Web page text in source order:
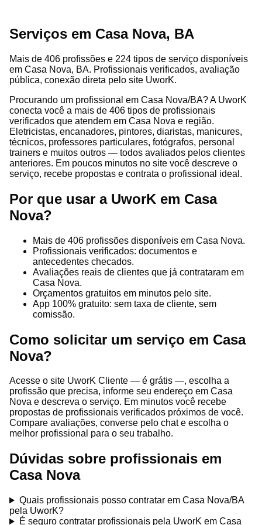
Serviços em Casa Nova, BA
Mais de 406 profissões e 224 tipos de serviço disponíveis
em Casa Nova, BA. Profissionais verificados, avaliação
pública, conexão direta pelo site UworK.
Procurando um profissional em Casa Nova/BA? A UworK
conecta você a mais de 406 tipos de profissionais
verificados que atendem em Casa Nova e região.
Eletricistas, encanadores, pintores, diaristas, manicures,
técnicos, professores particulares, fotógrafos, personal
trainers e muitos outros — todos avaliados pelos clientes
anteriores. Em poucos minutos no site você descreve o
serviço, recebe propostas e contrata o profissional ideal.
Por que usar a UworK em Casa
Nova?
Mais de 406 profissões disponíveis em Casa Nova.
Profissionais verificados: documentos e
antecedentes checados.
Avaliações reais de clientes que já contrataram em
Casa Nova.
Orçamentos gratuitos em minutos pelo site.
App 100% gratuito: sem taxa de cliente, sem
comissão.
Como solicitar um serviço em Casa
Nova?
Acesse o site UworK Cliente — é grátis —, escolha a
profissão que precisa, informe seu endereço em Casa
Nova e descreva o serviço. Em minutos você recebe
propostas de profissionais verificados próximos de você.
Compare avaliações, converse pelo chat e escolha o
melhor profissional para o seu trabalho.
Dúvidas sobre profissionais em
Casa Nova
Quais profissionais posso contratar em Casa Nova/BA
pela UworK?
É seguro contratar profissionais pela UworK em Casa